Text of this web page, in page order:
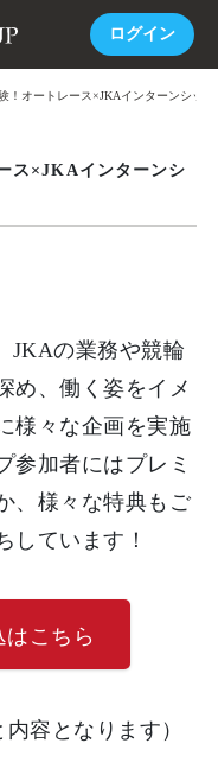
ログイン
！オートレース×JKAインターンシッ
ス×JKAインターンシ
JKAの業務や競輪
め、働く姿をイメ
様々な企画を実施
参加者にはプレミ
、様々な特典もご
しています！
こちら
容となります）